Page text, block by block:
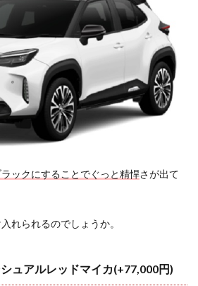
ックにすることでぐっと精悍さが出て
れられるのでしょうか。
ュアルレッドマイカ(+77,000円)